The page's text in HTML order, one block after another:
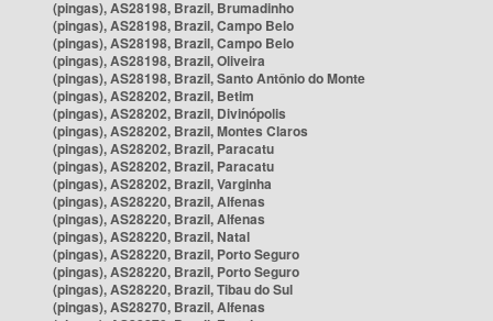
(pingas), AS28198, Brazil, Brumadinho
(pingas), AS28198, Brazil, Campo Belo
(pingas), AS28198, Brazil, Campo Belo
(pingas), AS28198, Brazil, Oliveira
(pingas), AS28198, Brazil, Santo Antônio do Monte
(pingas), AS28202, Brazil, Betim
(pingas), AS28202, Brazil, Divinópolis
(pingas), AS28202, Brazil, Montes Claros
(pingas), AS28202, Brazil, Paracatu
(pingas), AS28202, Brazil, Paracatu
(pingas), AS28202, Brazil, Varginha
(pingas), AS28220, Brazil, Alfenas
(pingas), AS28220, Brazil, Alfenas
(pingas), AS28220, Brazil, Natal
(pingas), AS28220, Brazil, Porto Seguro
(pingas), AS28220, Brazil, Porto Seguro
(pingas), AS28220, Brazil, Tibau do Sul
(pingas), AS28270, Brazil, Alfenas